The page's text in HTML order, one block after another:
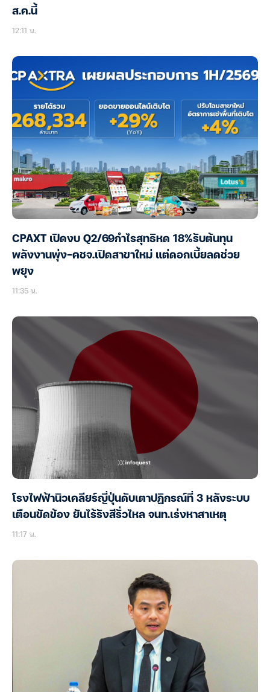
ส.ค.นี้
12:11 น.
CPAXT เปิดงบ Q2/69กำไรสุทธิหด 18%รับต้นทุน
พลังงานพุ่ง-คชจ.เปิดสาขาใหม่ แต่ดอกเบี้ยลดช่วย
พยุง
11:35 น.
โรงไฟฟ้านิวเคลียร์ญี่ปุ่นดับเตาปฏิกรณ์ที่ 3 หลังระบบ
เตือนขัดข้อง ยันไร้รังสีรั่วไหล จนท.เร่งหาสาเหตุ
11:17 น.